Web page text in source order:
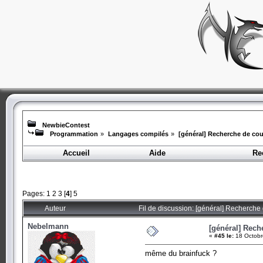
NewbieContest
Programmation » Langages compilés » [général] Recherche de
Accueil Aide
Pages: 1 2 3 [4] 5
Auteur
Fil de discussion: [général]
Nebelmann [général]
« #45 le: 18
même du brainfuck ?